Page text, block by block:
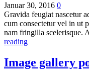
Januar 30, 2016 0
Gravida feugiat nascetur
cum consectetur vel in ut
nam fringilla scelerisque.
reading
Image gallery